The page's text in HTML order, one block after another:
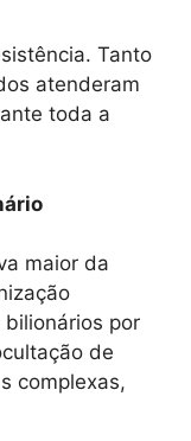
Tanto
atenderam
toda a
maior da
por
de
complexas,